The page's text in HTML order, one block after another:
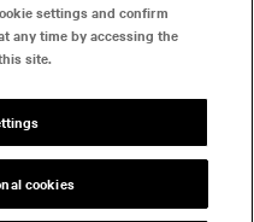
settings and confirm
any time by accessing the
site.
cookies